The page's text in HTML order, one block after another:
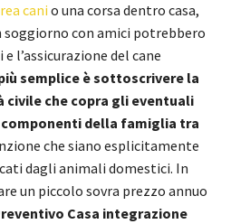
canio una corsa dentro casa,
soggiorno con amici potrebbero
l’assicurazione del cane
semplice è sottoscrivere la
civile che copra gli eventuali
della famiglia tra
che siano esplicitamente
dagli animali domestici. In
un piccolo sovra prezzo annuo
Casa integrazione